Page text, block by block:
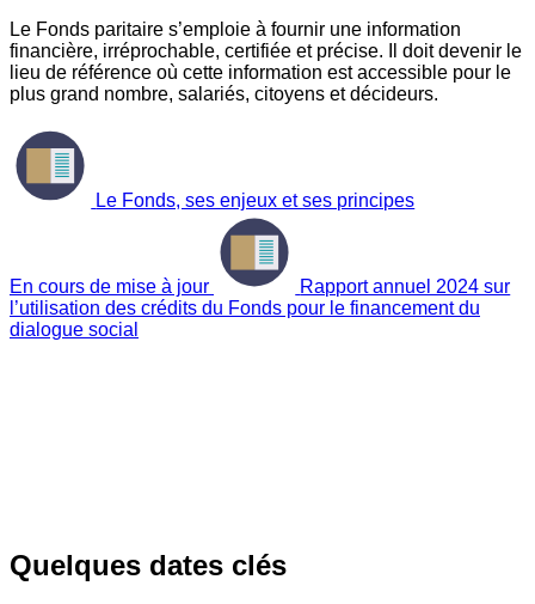
Le Fonds paritaire s’emploie à fournir une information
financière, irréprochable, certifiée et précise. Il doit devenir le
lieu de référence où cette information est accessible pour le
plus grand nombre, salariés, citoyens et décideurs.
Le Fonds, ses enjeux et ses principes
En cours de mise à jour
Rapport annuel 2024 sur
l’utilisation des crédits du Fonds pour le financement du
dialogue social
Quelques dates clés